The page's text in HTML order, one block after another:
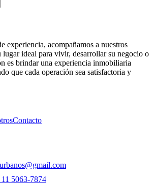
experiencia, acompañamos a nuestros
lugar ideal para vivir, desarrollar su negocio o
es brindar una experiencia inmobiliaria
que cada operación sea satisfactoria y
Contacto
5063-7874